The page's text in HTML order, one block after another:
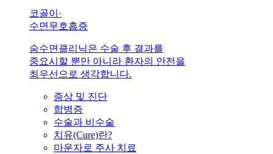
코골이·
수면무호흡증
숨수면클리닉은 수술 후 결과를
중요시할 뿐만 아니라 환자의 안전을
최우선으로 생각합니다.
증상 및 진단
합병증
수술과 비수술
치유(Cure)란?
마운자로 주사 치료